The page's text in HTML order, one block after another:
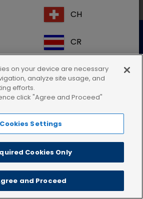
Impressum
CH
CR
DK
FI
IE
on your device are necessary
analyze site usage, and
efforts.
click "Agree and Proceed"
Cookies Settings
Cookies Only
and Proceed